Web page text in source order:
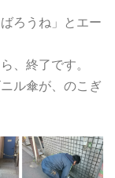
ろうね」とエー
、終了です。
ル傘が、のこぎ